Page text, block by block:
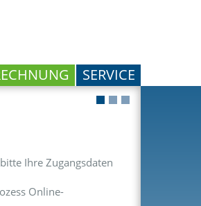
SERVICE
Ihre Zugangsdaten
Online-